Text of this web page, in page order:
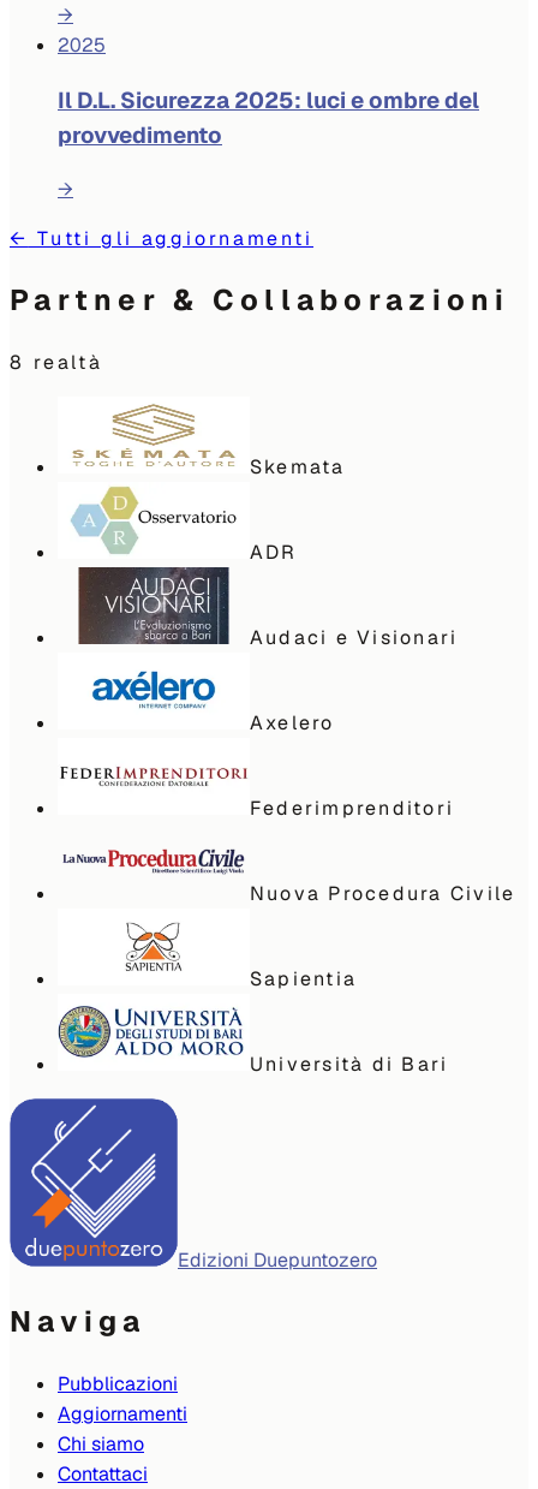
→
2025
Il D.L. Sicurezza 2025: luci e ombre del
provvedimento
→
← Tutti gli aggiornamenti
Partner & Collaborazioni
8 realtà
Skemata
ADR
Audaci e Visionari
Axelero
Federimprenditori
Nuova Procedura Civile
Sapientia
Università di Bari
Edizioni Duepuntozero
Naviga
Pubblicazioni
Aggiornamenti
Chi siamo
Contattaci